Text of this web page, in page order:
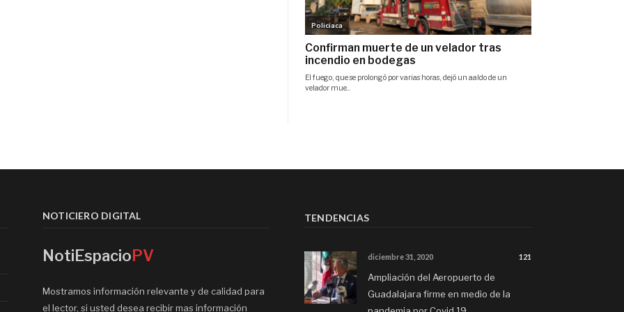
NOTICIERO DIGITAL
NotiEspacioPV
Mostramos información relevante y de calidad para
el lector, si usted desea recibir mas información
TENDENCIAS
diciembre 31, 2020 121
Ampliación del Aeropuerto de
Guadalajara firme en medio de la